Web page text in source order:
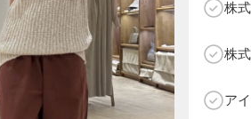
株
株
ア